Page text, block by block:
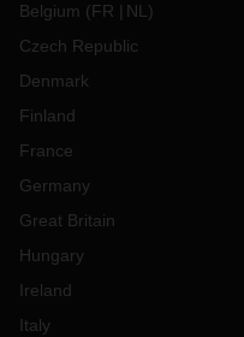
Belgium (FR NL )
Czech Republic
Denmark
Finland
France
Germany
Great Britain
Hungary
Ireland
Italy